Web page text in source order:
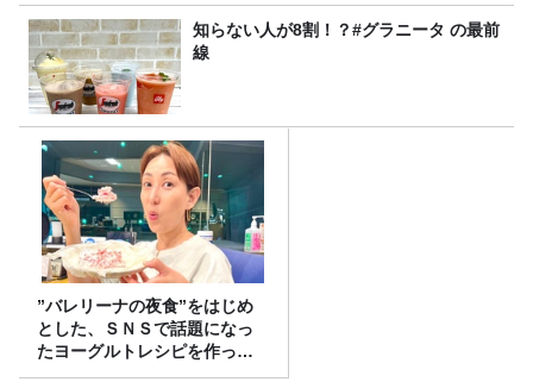
知らない人が8割！？#グラニータ の最前
線
”バレリーナの夜食”をはじめ
とした、ＳＮＳで話題になっ
たヨーグルトレシピを作って
みた！